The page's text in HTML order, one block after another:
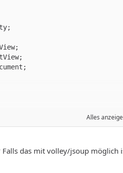
Alles
das mit volley/jsoup